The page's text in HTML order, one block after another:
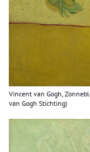
Vincent van Gogh,
van Gogh Stichting)